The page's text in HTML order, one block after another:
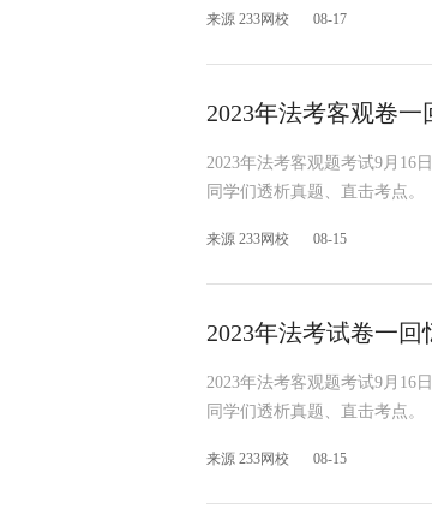
来源 233网校 08-17
2023年法考客观卷
2023年法考客观题考试9月16
同学们透析真题、直击考点。
来源 233网校 08-15
2023年法考试卷一
2023年法考客观题考试9月16
同学们透析真题、直击考点。
来源 233网校 08-15